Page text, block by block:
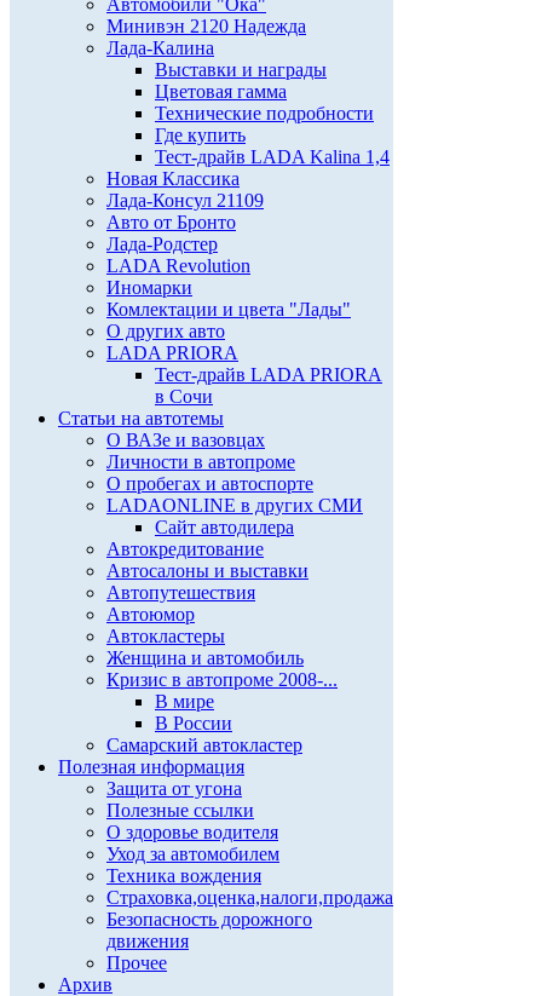
Автомобили "Ока"
Минивэн 2120 Надежда
Лада-Калина
Выставки и награды
Цветовая гамма
Технические подробности
Где купить
Тест-драйв LADA Kalina 1,4
Новая Классика
Лада-Консул 21109
Авто от Бронто
Лада-Родстер
LADA Revolution
Иномарки
Комлектации и цвета "Лады"
О других авто
LADA PRIORA
Тест-драйв LADA PRIORA
в Сочи
Статьи на автотемы
О ВАЗе и вазовцах
Личности в автопроме
О пробегах и автоспорте
LADAONLINE в других СМИ
Сайт автодилера
Автокредитование
Автосалоны и выставки
Автопутешествия
Автоюмор
Автокластеры
Женщина и автомобиль
Кризис в автопроме 2008-...
В мире
В России
Самарский автокластер
Полезная информация
Защита от угона
Полезные ссылки
О здоровье водителя
Уход за автомобилем
Техника вождения
Страховка,оценка,налоги,продажа
Безопасность дорожного
движения
Прочее
Архив